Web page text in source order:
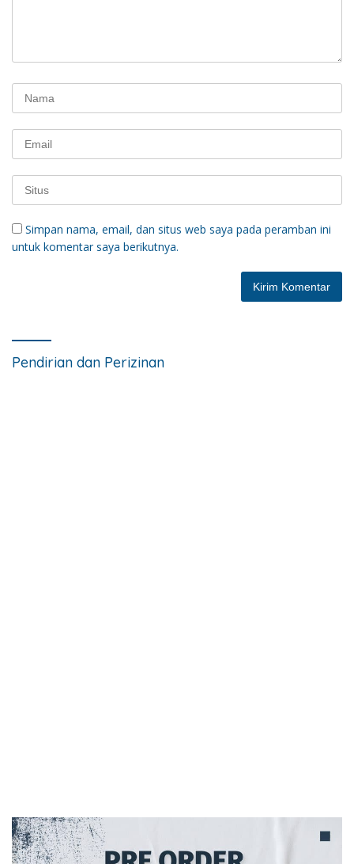
Simpan nama, email, dan situs web saya pada peramban ini
untuk komentar saya berikutnya.
Pendirian dan Perizinan